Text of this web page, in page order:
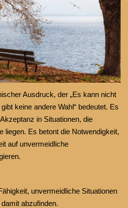
Ausdruck, der „Es kann nicht
keine andere Wahl“ bedeutet. Es
in Situationen, die
liegen. Es betont die Notwendigkeit,
auf unvermeidliche
unvermeidliche Situationen
abzufinden.